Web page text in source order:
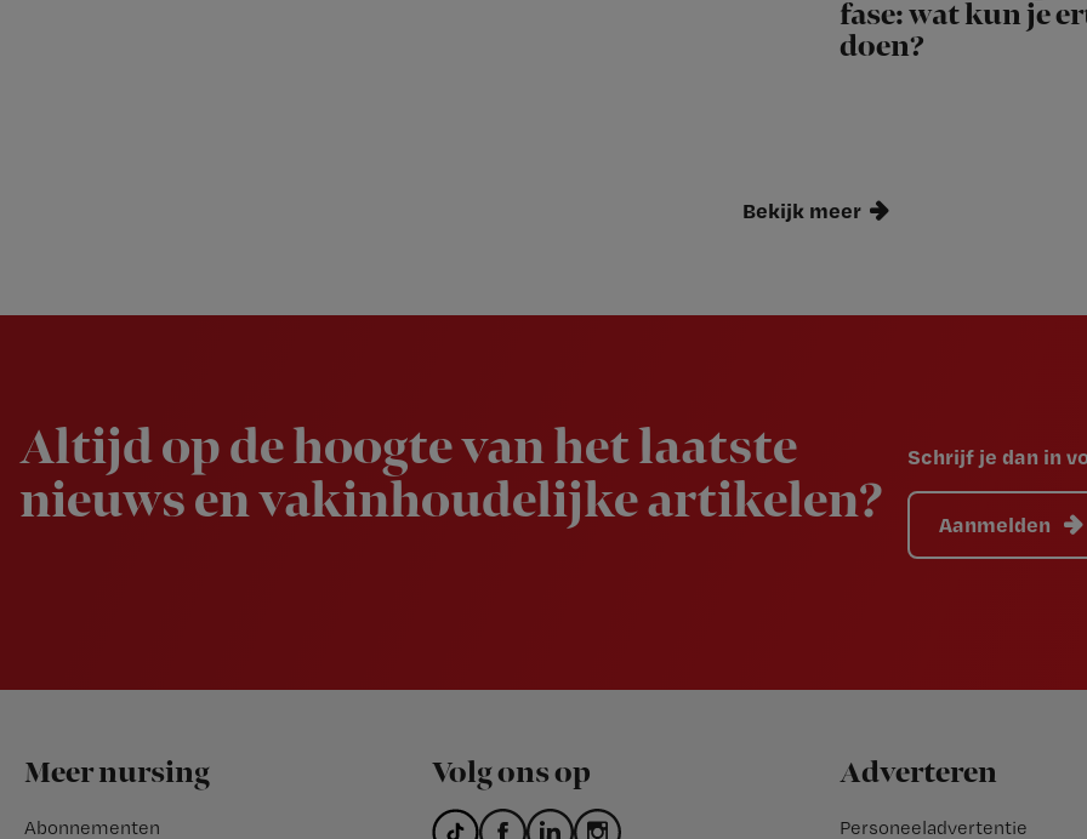
fase: wat kun je
doen?
Bekijk meer
Altijd op de hoogte van het laatste
nieuws en vakinhoudelijke artikelen?
Schrijf je dan in
Aanmelden
Footer
Meer nursing
Abonnementen
Volg ons op Adverteren
Personeeladvertentie